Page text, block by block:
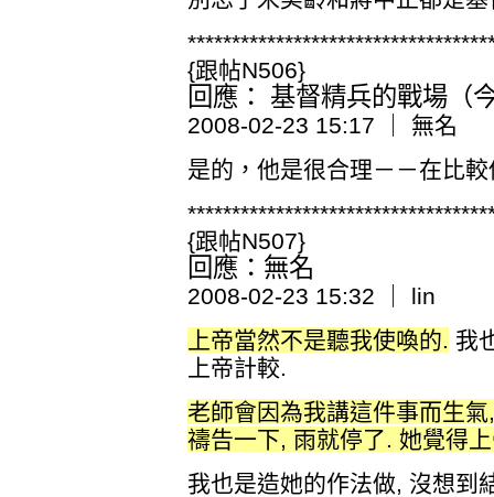
{跟帖N506}
回應： 基督精兵的戰場（
2008-02-23 15:17 ｜ 無名
是的，他是很合理－－在比
{跟帖N507}
回應：無名
2008-02-23 15:32 ｜ lin
上帝當然不是聽我使喚的. 我
上帝計較.
老師會因為我講這件事而生
禱告一下, 雨就停了. 她覺得
我也是造她的作法做, 沒想到